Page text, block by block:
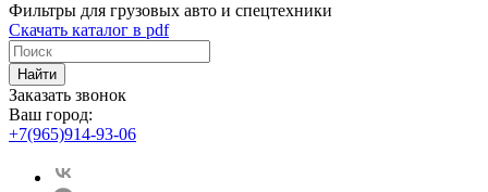
Фильтры для грузовых авто и спецтехники
Скачать каталог в pdf
Найти
Заказать звонок
Ваш город:
+7(965)914-93-06